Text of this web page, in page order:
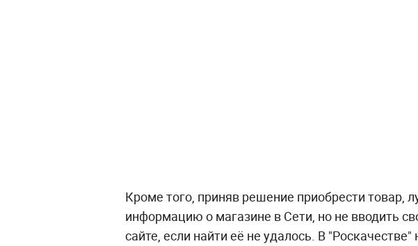
Кроме того, приняв решение приобрести товар,
информацию о магазине в Сети, но не вводить
сайте, если найти её не удалось. В